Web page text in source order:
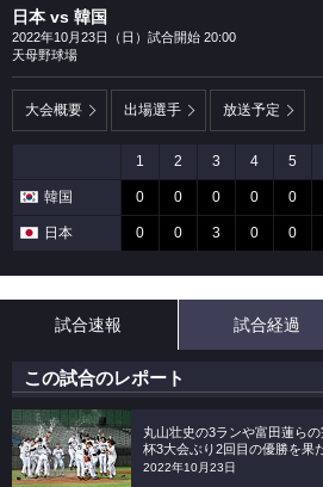
日本 vs 韓国
2022年10月23日（日）試合開始 20:00
天母野球場
大会概要 出場選手 放送予定
1 2 3 4 5
韓国 0 0 0 0 0
日本 0 0 3 0 0
試合速報 試合経過
この試合のレポート
丸山壮史の3ランや富田蓮ら
杯3大会ぶり2回目の優勝を果
2022年10月23日